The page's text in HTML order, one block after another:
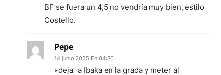
BF se fuera un 4,5 no vendría muy bien, estilo
Costello.
Pepe
14 junio 2025 En 04:30
«dejar a Ibaka en la grada y meter al